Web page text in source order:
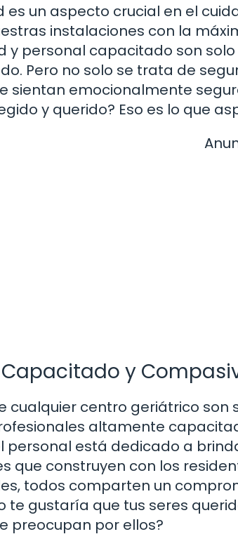
es un aspecto crucial en el
instalaciones con la
y personal capacitado son
Pero no solo se trata de
sientan emocionalmente
y querido? Eso es lo que
Capacitado y
cualquier centro geriátrico son
altamente
personal está dedicado a
que construyen con los
todos comparten un
te gustaría que tus seres
preocupan por ellos?